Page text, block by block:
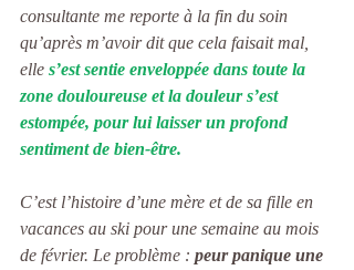
consultante me reporte à la fin du soin
qu’après m’avoir dit que cela faisait mal,
elle s’est sentie enveloppée dans toute la
zone douloureuse et la douleur s’est
estompée, pour lui laisser un profond
sentiment de bien-être.
C’est l’histoire d’une mère et de sa fille en
vacances au ski pour une semaine au mois
de février. Le problème : peur panique une